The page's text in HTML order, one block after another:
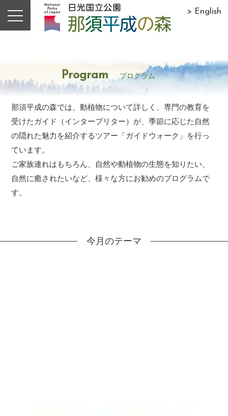
> English
Program プログラム
那須平成の森では、動植物について詳しく、専門の教育を
受けたガイド（インタープリター）が、季節に応じた自然
の隠れた魅力を紹介するツアー「ガイドウォーク」を行っ
ています。
ご家族連れはもちろん、自然や動植物の生態を知りたい、
自然に癒されたいなど、様々な方にお勧めのプログラムで
す。
今月のテーマ